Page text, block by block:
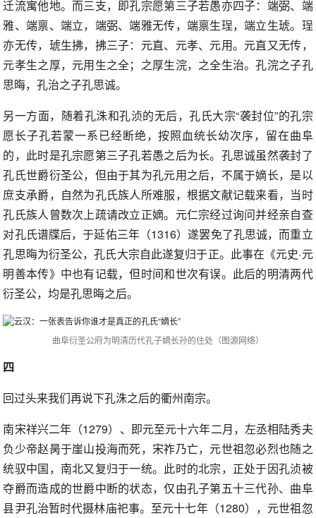
迁流寓他地。而三支，即孔宗愿第三子若愚亦四子：端弼、端
雅、端禀、端立，端弼、端雅无传，端禀生珵，端立生琥。珵
亦无传，琥生拂，拂三子：元直、元孝、元用。元直又无传，
元孝生之厚，元用生之全；之厚生浣，之全生治。孔浣之子孔
思晦，孔治之子孔思诚。
另一方面，随着孔洙和孔浈的无后，孔氏大宗“袭封位”的孔宗
愿长子孔若蒙一系已经断绝，按照血统长幼次序，留在曲阜
的，此时是孔宗愿第三子孔若愚之后为长。孔思诚虽然袭封了
孔氏世爵衍圣公，但由于其为孔元用之后，不属于嫡长，是以
庶支承爵，自然为孔氏族人所难服，根据文献记载来看，当时
孔氏族人曾数次上疏请改立正嫡。元仁宗经过询问并经亲自查
对孔氏谱牒后，于延佑三年（1316）遂罢免了孔思诚，而重立
孔思晦为衍圣公，孔氏大宗自此遂复归于正。此事在《元史·元
明善本传》中也有记载，但时间和世次有误。此后的明清两代
衍圣公，均是孔思晦之后。
曲阜衍圣公府为明清历代孔子嫡长孙的住处（图源网络）
四
回过头来我们再说下孔洙之后的衢州南宗。
南宋祥兴二年（1279）、即元至元十六年二月，左丞相陆秀夫
负少帝赵昺于崖山投海而死，宋祚乃亡，元世祖忽必烈也随之
统驭中国，南北又复归于一统。此时的北宗，正处于因孔浈被
夺爵而造成的世爵中断的状态，仅由孔子第五十三代孙、曲阜
县尹孔治暂时代摄林庙祀事。至元十七年（1280），元世祖忽